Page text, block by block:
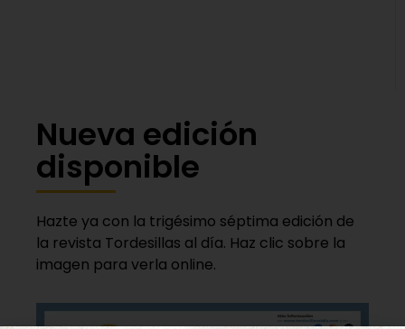
Nueva edición
disponible
Hazte ya con la trigésimo séptima edición de
la revista Tordesillas al día. Haz clic sobre la
imagen para verla online.